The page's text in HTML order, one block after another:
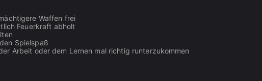
Waffen frei
Feuerkraft abholt
Spielspaß
Arbeit oder dem Lernen mal richtig runterzukommen